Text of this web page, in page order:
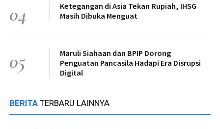
04
Ketegangan di Asia Tekan Rupiah, IHSG
Masih Dibuka Menguat
05
Maruli Siahaan dan BPIP Dorong
Penguatan Pancasila Hadapi Era Disrupsi
Digital
BERITA TERBARU LAINNYA